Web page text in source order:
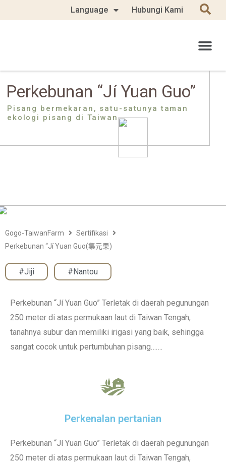
Language Hubungi Kami
Pisang bermekaran, satu-satunya taman
ekologi pisang di Taiwan
Perkebunan “Jí Yuan Guo”
Gogo-TaiwanFarm
Sertifikasi
Perkebunan “Jí Yuan Guo(集元果)
#Jiji #Nantou
Perkebunan “Jí Yuan Guo” Terletak di daerah pegunungan
250 meter di atas permukaan laut di Taiwan Tengah,
tanahnya subur dan memiliki irigasi yang baik, sehingga
sangat cocok untuk pertumbuhan pisang…….
Perkenalan pertanian
Perkebunan “Jí Yuan Guo” Terletak di daerah pegunungan
250 meter di atas permukaan laut di Taiwan Tengah,